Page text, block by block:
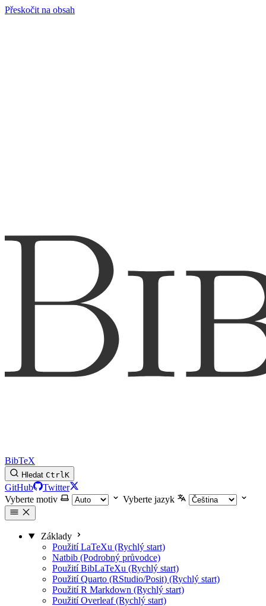
Přeskočit na obsah
BibTeX
Hledat CtrlK
GitHub
Twitter
Vyberte motiv
Vyberte jazyk
Základy
Použití LaTeXu (Rychlý start)
Natbib (Podrobný průvodce)
Použití BibLaTeXu (Rychlý start)
Použití Quarto (RStudio/Posit) (Rychlý start)
Použití R Markdown (Rychlý start)
Použití Overleaf (Rychlý start)